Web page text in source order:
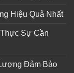
Hiệu Quả Nhất
Sự Cần
Đảm Bảo